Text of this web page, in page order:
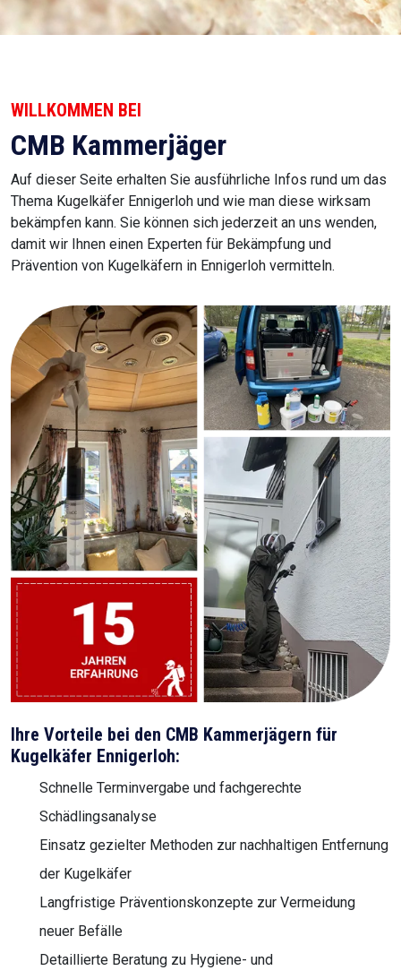
WILLKOMMEN BEI
CMB Kammerjäger
Auf dieser Seite erhalten Sie ausführliche Infos rund um das
Thema Kugelkäfer Ennigerloh und wie man diese wirksam
bekämpfen kann. Sie können sich jederzeit an uns wenden,
damit wir Ihnen einen Experten für Bekämpfung und
Prävention von Kugelkäfern in Ennigerloh vermitteln.
Ihre Vorteile bei den CMB Kammerjägern für
Kugelkäfer Ennigerloh:
Schnelle Terminvergabe und fachgerechte
Schädlingsanalyse
Einsatz gezielter Methoden zur nachhaltigen Entfernung
der Kugelkäfer
Langfristige Präventionskonzepte zur Vermeidung
neuer Befälle
Detaillierte Beratung zu Hygiene- und